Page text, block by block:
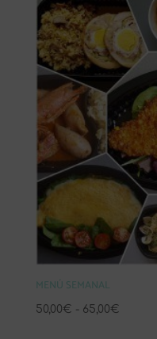
8,40€
hasta
33,60€
MENÚ SEMANAL
50,00€ - 65,00€Rango